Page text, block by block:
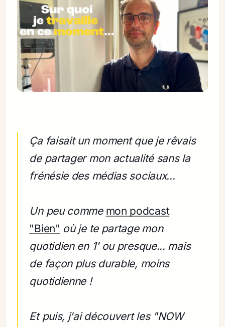
Ça faisait un moment que je rêvais
de partager mon actualité sans la
frénésie des médias sociaux...
Un peu comme mon podcast
"Bien" où je te partage mon
quotidien en 1' ou presque... mais
de façon plus durable, moins
quotidienne !
Et puis, j'ai découvert les "NOW